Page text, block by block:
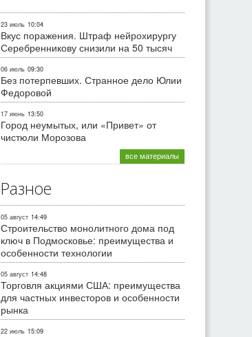
23 июль 10:04
Вкус поражения. Штраф нейрохирургу
Серебренникову снизили на 50 тысяч
06 июль 09:30
Без потерпевших. Странное дело Юлии
Федоровой
17 июнь 13:50
Город неумытых, или «Привет» от
чистюли Морозова
все материалы
Разное
05 август 14:49
Строительство монолитного дома под
ключ в Подмосковье: преимущества и
особенности технологии
05 август 14:48
Торговля акциями США: преимущества
для частных инвесторов и особенности
рынка
22 июль 15:09